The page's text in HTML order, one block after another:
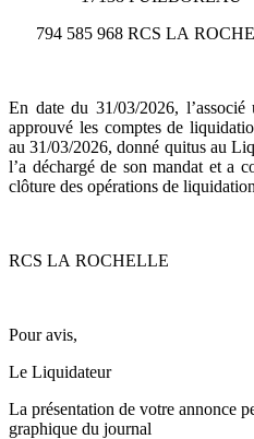
794 585 968 RCS LA
En date du 31/03/2026, l’associé
approuvé les comptes de
au 31/03/2026, donné quitus au
l’a déchargé de son mandat et a
clôture des opérations de
RCS LA ROCHELLE
Pour avis,
Le Liquidateur
La présentation de votre annonce
graphique du journal